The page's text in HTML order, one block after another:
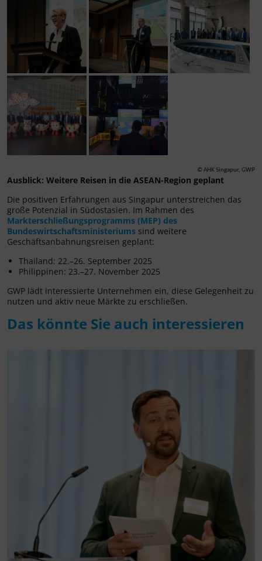
© AHK Singapur, GWP
Ausblick: Weitere Reisen in die ASEAN-Region geplant
Die positiven Erfahrungen aus Singapur unterstreichen das
große Potenzial in Südostasien. Im Rahmen des
Markterschließungsprogramms (MEP) des
Bundeswirtschaftsministeriums sind weitere
Geschäftsanbahnungsreisen geplant:
Thailand: 22.–26. September 2025
Philippinen: 23.–27. November 2025
GWP lädt interessierte Unternehmen ein, diese Gelegenheit zu
nutzen und aktiv neue Märkte zu erschließen.
Das könnte Sie auch interessieren